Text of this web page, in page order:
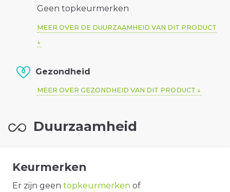
Geen topkeurmerken
MEER OVER DE DUURZAAMHEID VAN DIT PRODUCT
Gezondheid
MEER OVER GEZONDHEID VAN DIT PRODUCT
Duurzaamheid
Keurmerken
Er zijn geen topkeurmerken of